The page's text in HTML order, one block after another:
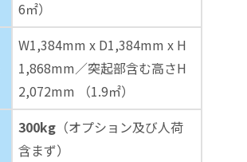
6㎡）
W1,384mm x D1,384mm x H
1,868mm／突起部含む高さH
2,072mm （1.9㎡）
300kg （オプション及び人荷
含まず）